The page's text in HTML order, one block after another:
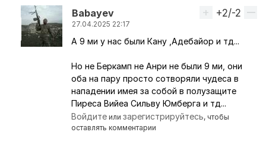
Babayev
27.04.2025 22:17
Вверх
+2/-2
А 9 ми у нас были Кану ,Адебайор и тд...
Но не Беркамп не Анри не были 9 ми, они
оба на пару просто сотворяли чудеса в
нападении имея за собой в полузащите
Пиреса Вийеа Сильву Юмберга и тд...
Войдите илизарегистрируйтесь, чтобы
оставлять комментарии